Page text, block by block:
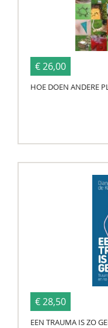
€ 26,00
HOE DOEN ANDERE
€ 28,50
EEN TRAUMA IS ZO